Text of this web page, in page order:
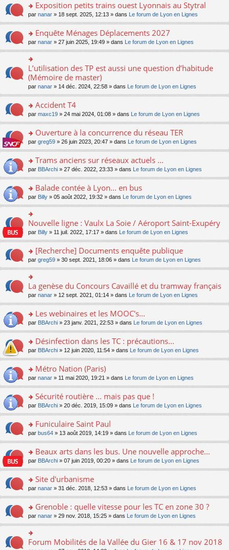
ult
er
le
m
e
s
g
e
n
o
lu
le
pl
u
s
e
nt
o
n
ult
er
le
m
s
a
e
n
o
lu
le
pl
u
s
e
nt
Exposition petits trains ouest Lyonnais au Stytral
par nanar » 18 sept. 2025, 12:13 » dans Le forum de Lyon en Lignes
o
n
s
ult
er
le
m
e
s
a
e
n
o
lu
le
pl
u
s
c
nt
Enquête Ménages Déplacements 2027
par nanar » 27 juin 2025, 19:49 » dans Le forum de Lyon en Lignes
n
s
ult
er
le
m
e
s
a
g
e
n
lu
le
pl
u
s
c
e
nt
L’utilisation des TP est aussi une question d’habitude
(Mémoire de master)
par nanar » 14 déc. 2024, 22:58 » dans Le forum de Lyon en Lignes
o
n
ult
er
le
m
e
a
g
e
n
o
lu
pl
u
s
ré
c
e
nt
Accident T4
par maxc19 » 24 mai 2024, 01:08 » dans Le forum de Lyon en Lignes
o
n
ult
er
le
m
e
s
g
e
n
o
lu
pl
u
s
ré
e
nt
Ouverture à la concurrence du réseau TER
par greg59 » 26 juin 2023, 20:47 » dans Le forum de Lyon en Lignes
o
n
ult
er
le
m
e
s
g
e
n
o
n
le
u
s
ré
e
nt
Trams anciens sur réseaux actuels ...
par BBArchi » 27 déc. 2022, 23:33 » dans Le forum de Lyon en Lignes
o
n
s
ult
er
le
m
e
s
a
e
n
o
n
le
u
s
ré
e
nt
Balade contée à Lyon... en bus
par Billy » 05 août 2022, 19:32 » dans Le forum de Lyon en Lignes
o
n
er
le
m
e
s
a
g
e
n
o
lu
le
pl
u
s
e
nt
Nouvelle ligne : Vaulx La Soie / Aéroport Saint-Exupéry
par Billy » 11 juil. 2022, 17:17 » dans Le forum de Lyon en Lignes
o
n
s
ult
er
le
m
e
s
g
e
n
o
lu
pl
u
s
c
e
nt
[Recherche] Documents enquête publique
par greg59 » 30 sept. 2021, 18:06 » dans Le forum de Lyon en Lignes
n
er
le
m
e
s
a
g
e
n
n
lu
le
pl
u
c
e
nt
La genèse du Concours Cavaillé et du tramway français
par nanar » 12 sept. 2021, 01:14 » dans Le forum de Lyon en Lignes
o
n
ult
er
le
m
e
a
g
e
n
n
le
pl
u
ré
c
e
nt
Les webinaires et les MOOC's...
par BBArchi » 23 janv. 2021, 22:53 » dans Le forum de Lyon en Lignes
o
n
ult
er
le
m
e
a
g
e
n
n
le
pl
u
ré
c
e
nt
Désinfection dans les TC : précautions...
par BBArchi » 12 juin 2020, 11:54 » dans Le forum de Lyon en Lignes
o
n
ult
er
le
m
e
a
g
e
n
n
le
pl
u
s
ré
c
Métro Nation (Paris)
par nanar » 11 mai 2020, 19:21 » dans Le forum de Lyon en Lignes
o
n
ult
er
le
m
e
a
g
e
n
n
le
pl
Sécurité routière ... mais pas que !
par BBArchi » 20 déc. 2019, 15:09 » dans Le forum de Lyon en Lignes
o
n
ult
er
le
m
e
a
g
e
n
o
Funiculaire Saint Paul
par bus64 » 13 août 2019, 14:19 » dans Le forum de Lyon en Lignes
o
n
ult
er
le
m
e
s
g
Beaux arts dans les bus. Une nouvelle approche...
par BBArchi » 07 juin 2019, 00:20 » dans Le forum de Lyon en Lignes
o
n
ult
er
le
m
e
Site d'urbanisme
par nanar » 31 déc. 2018, 12:53 » dans Le forum de Lyon en Lignes
o
n
s
ult
er
Grenoble : quelle vitesse pour les TC en zone 30 ?
par nanar » 29 nov. 2018, 15:25 » dans Le forum de Lyon en Lignes
o
Forum Mobilités de la Vallée du Gier 16 & 17 nov 2018